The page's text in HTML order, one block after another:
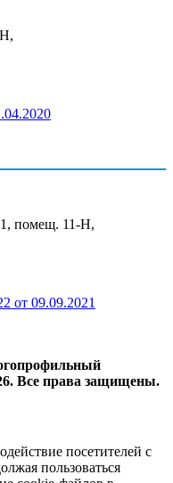
помещ. 11-Н,
от 09.09.2021
Все права защищены.
посетителей с
пользоваться